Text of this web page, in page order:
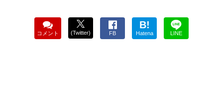
コメント (Twitter) FB
B!
Hatena LINE